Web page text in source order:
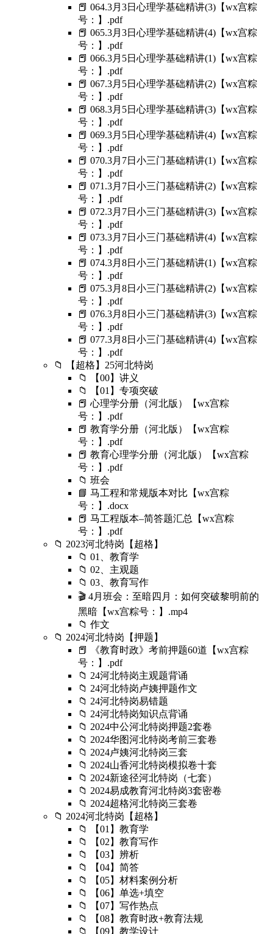
📕 064.3月3日心理学基础精讲(3)【wx宫粽
号：】.pdf
📕 065.3月3日心理学基础精讲(4)【wx宫粽
号：】.pdf
📕 066.3月5日心理学基础精讲(1)【wx宫粽
号：】.pdf
📕 067.3月5日心理学基础精讲(2)【wx宫粽
号：】.pdf
📕 068.3月5日心理学基础精讲(3)【wx宫粽
号：】.pdf
📕 069.3月5日心理学基础精讲(4)【wx宫粽
号：】.pdf
📕 070.3月7日小三门基础精讲(1)【wx宫粽
号：】.pdf
📕 071.3月7日小三门基础精讲(2)【wx宫粽
号：】.pdf
📕 072.3月7日小三门基础精讲(3)【wx宫粽
号：】.pdf
📕 073.3月7日小三门基础精讲(4)【wx宫粽
号：】.pdf
📕 074.3月8日小三门基础精讲(1)【wx宫粽
号：】.pdf
📕 075.3月8日小三门基础精讲(2)【wx宫粽
号：】.pdf
📕 076.3月8日小三门基础精讲(3)【wx宫粽
号：】.pdf
📕 077.3月8日小三门基础精讲(4)【wx宫粽
号：】.pdf
📁 【超格】25河北特岗
📁 【00】讲义
📁 【01】专项突破
📕 心理学分册（河北版）【wx宫粽
号：】.pdf
📕 教育学分册（河北版）【wx宫粽
号：】.pdf
📕 教育心理学分册（河北版）【wx宫粽
号：】.pdf
📁 班会
📘 马工程和常规版本对比【wx宫粽
号：】.docx
📕 马工程版本–简答题汇总【wx宫粽
号：】.pdf
📁 2023河北特岗【超格】
📁 01、教育学
📁 02、主观题
📁 03、教育写作
🎬 4月班会：至暗四月：如何突破黎明前的
黑暗【wx宫粽号：】.mp4
📁 作文
📁 2024河北特岗【押题】
📕 《教育时政》考前押题60道【wx宫粽
号：】.pdf
📁 24河北特岗主观题背诵
📁 24河北特岗卢姨押题作文
📁 24河北特岗易错题
📁 24河北特岗知识点背诵
📁 2024中公河北特岗押题2套卷
📁 2024华图河北特岗考前三套卷
📁 2024卢姨河北特岗三套
📁 2024山香河北特岗模拟卷十套
📁 2024新途径河北特岗（七套）
📁 2024易成教育河北特岗3套密卷
📁 2024超格河北特岗三套卷
📁 2024河北特岗【超格】
📁 【01】教育学
📁 【02】教育写作
📁 【03】辨析
📁 【04】简答
📁 【05】材料案例分析
📁 【06】单选+填空
📁 【07】写作热点
📁 【08】教育时政+教育法规
📁 【09】教学设计